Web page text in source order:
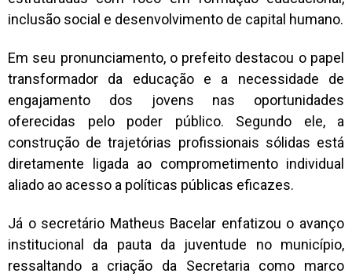
inclusão social e desenvolvimento de capital humano.
Em seu pronunciamento, o prefeito destacou o papel
transformador da educação e a necessidade de
engajamento dos jovens nas oportunidades
oferecidas pelo poder público. Segundo ele, a
construção de trajetórias profissionais sólidas está
diretamente ligada ao comprometimento individual
aliado ao acesso a políticas públicas eficazes.
Já o secretário Matheus Bacelar enfatizou o avanço
institucional da pauta da juventude no município,
ressaltando a criação da Secretaria como marco